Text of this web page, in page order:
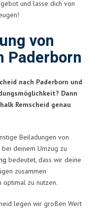
und lasse dich von
von
Paderborn
nach Paderborn und
Dann
Remscheid genau
Beiladungen von
bei deinem Umzug zu
bedeutet, dass wir deine
zusammen
optimal zu nutzen.
legen wir großen Wert